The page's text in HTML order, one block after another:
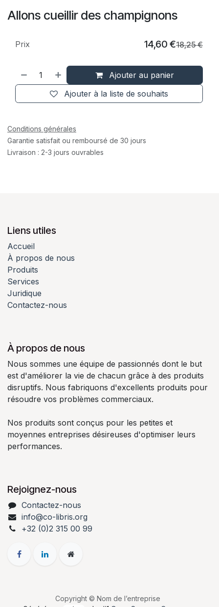
Allons cueillir des champignons
Ajouter au panier
Ajouter à la liste de souhaits
Prix 14,60 €18,25€
Conditions générales
Garantie satisfait ou remboursé de 30 jours
Livraison : 2-3 jours ouvrables
Liens utiles
Accueil
À propos de nous
Produits
Services
Juridique
Contactez-nous
À propos de nous
Nous sommes une équipe de passionnés dont le but
est d'améliorer la vie de chacun grâce à des produits
disruptifs. Nous fabriquons d'excellents produits pour
résoudre vos problèmes commerciaux.
Nos produits sont conçus pour les petites et
moyennes entreprises désireuses d'optimiser leurs
performances.
Rejoignez-nous
Contactez-nous
info@co-libris.org
+32 (0)2 315 00 99
Copyright © Nom de l’entreprise